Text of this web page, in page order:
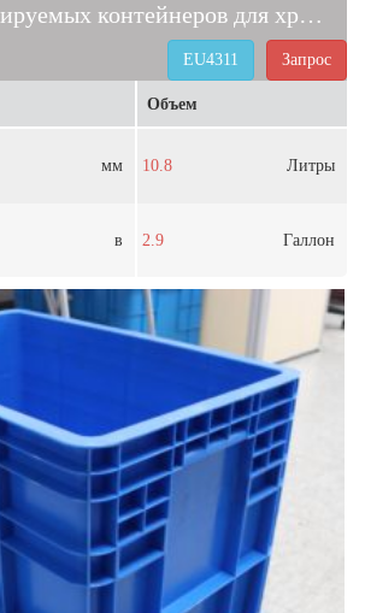
Набор штабелируемых контейнеров для хранения EU4311
Запрос
EU4311
мм
в
Объем
10.8 Литры
2.9 Галлон